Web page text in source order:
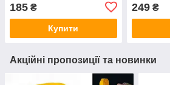
185 ₴
Купити
249₴
Акційні пропозиції та новинки